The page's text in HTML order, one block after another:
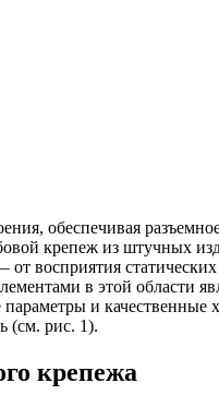
обеспечивая
крепеж из штучных
восприятия
в этой области
и качественные
(см. рис. 1).
крепежа